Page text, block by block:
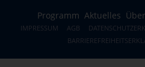
Programm Aktuelles
IMPRESSUM AGB